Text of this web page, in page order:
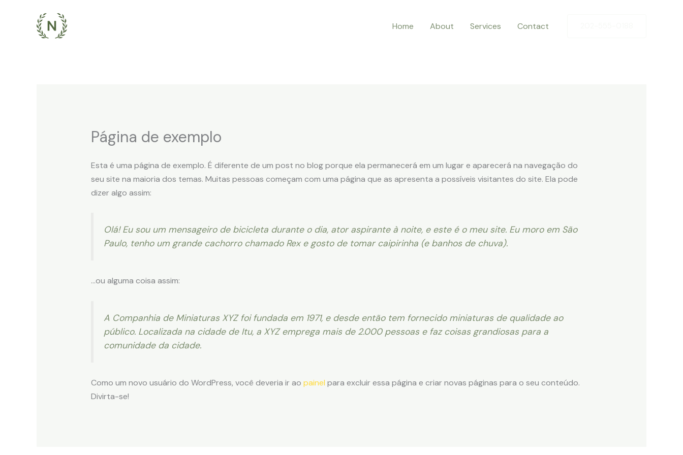
Home About Services Contact
Página de exemplo
Esta é uma página de exemplo. É diferente de um post no blog porque ela permanecerá em um lugar e aparecerá na navegação do
seu site na maioria dos temas. Muitas pessoas começam com uma página que as apresenta a possíveis visitantes do site. Ela pode
dizer algo assim:
Olá! Eu sou um mensageiro de bicicleta durante o dia, ator aspirante à noite, e este é o meu site. Eu moro em São
Paulo, tenho um grande cachorro chamado Rex e gosto de tomar caipirinha (e banhos de chuva).
…ou alguma coisa assim:
A Companhia de Miniaturas XYZ foi fundada em 1971, e desde então tem fornecido miniaturas de qualidade ao
público. Localizada na cidade de Itu, a XYZ emprega mais de 2.000 pessoas e faz coisas grandiosas para a
comunidade da cidade.
Como um novo usuário do WordPress, você deveria ir ao painel para excluir essa página e criar novas páginas para o seu conteúdo.
Divirta-se!